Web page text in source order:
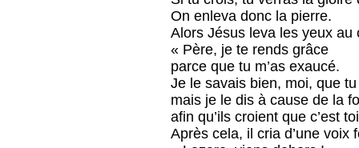
On enleva donc la pierre.
Alors Jésus leva les yeux au
« Père, je te rends grâce
parce que tu m’as exaucé.
Je le savais bien, moi, que
mais je le dis à cause de la
afin qu’ils croient que c’est
Après cela, il cria d’une voix